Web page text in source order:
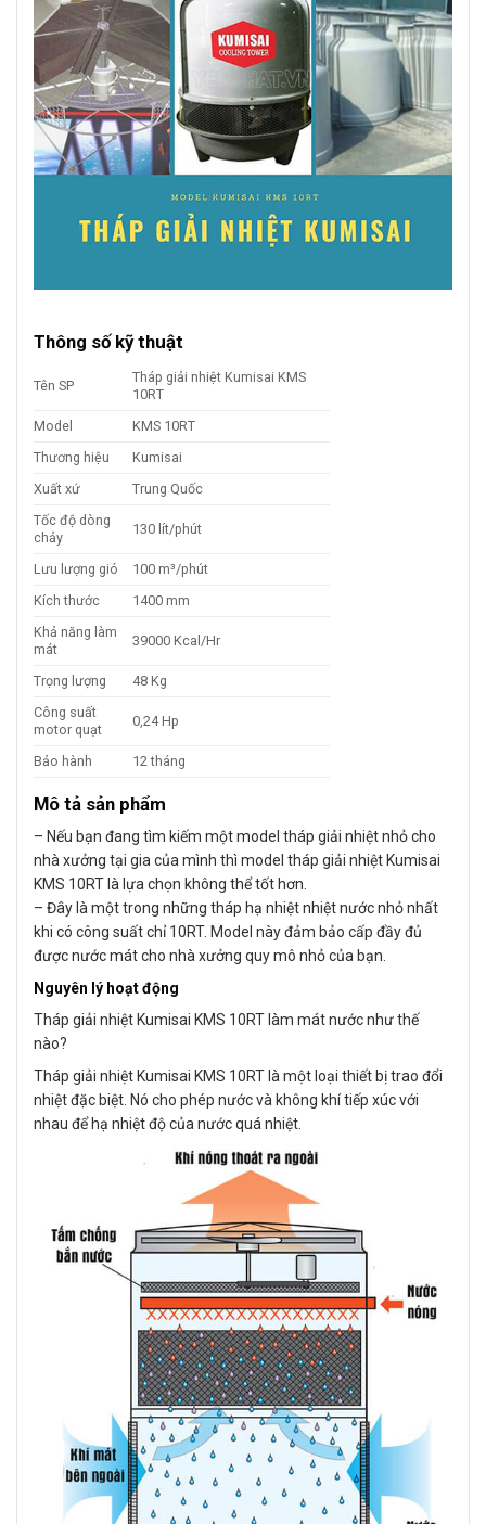
Thông số kỹ thuật
Tên SP
Tháp giải nhiệt Kumisai KMS
10RT
Model
KMS 10RT
Thương hiệu
Kumisai
Xuất xứ
Trung Quốc
Tốc độ dòng
chảy
130 lít/phút
Lưu lượng gió
100 m³/phút
Kích thước
1400 mm
Khả năng làm
mát
39000 Kcal/Hr
Trọng lượng
48 Kg
Công suất
motor quạt
0,24 Hp
Bảo hành 12 tháng
Mô tả sản phẩm
– Nếu bạn đang tìm kiếm một model tháp giải nhiệt nhỏ cho
nhà xưởng tại gia của mình thì model tháp giải nhiệt Kumisai
KMS 10RT là lựa chọn không thể tốt hơn.
– Đây là một trong những tháp hạ nhiệt nhiệt nước nhỏ nhất
khi có công suất chỉ 10RT. Model này đảm bảo cấp đầy đủ
được nước mát cho nhà xưởng quy mô nhỏ của bạn.
Nguyên lý hoạt động
Tháp giải nhiệt Kumisai KMS 10RT làm mát nước như thế
nào?
Tháp giải nhiệt Kumisai KMS 10RT là một loại thiết bị trao đổi
nhiệt đặc biệt. Nó cho phép nước và không khí tiếp xúc với
nhau để hạ nhiệt độ của nước quá nhiệt.